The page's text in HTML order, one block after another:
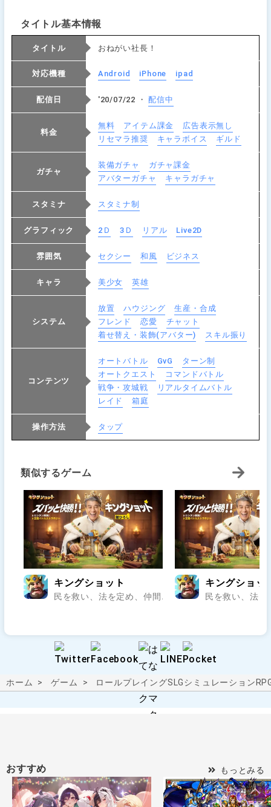
タイトル基本情報
タイトル おねがい社長！
対応機種 Android iPhone ipad
配信日 '20/07/22 ・配信中
料金
無料 アイテム課金
広告表示無し
リセマラ推奨
キャラボイス ギルド
ガチャ
装備ガチャ
ガチャ課金
アバターガチャ
キャラガチャ
スタミナ スタミナ制
グラフィック 2Ｄ 3Ｄ リアル Live2D
雰囲気 セクシー 和風 ビジネス
キャラ 美少女 英雄
システム
放置 ハウジング
生産・合成
フレンド
恋愛
チャット
着せ替え・装飾(アバター)
スキル振り
コンテンツ
オートバトル GvG
ターン制
オートクエスト
コマンドバトル
戦争・攻城戦
リアルタイムバトル
レイド
箱庭
操作方法 タップ
類似するゲーム
キングショット
民を救い、法を定め、仲間と乱世の王座を狙え..
キングショッ
民を救い、法
ホーム ゲーム ロールプレイングSLGシミュレーション
おすすめ もっとみる